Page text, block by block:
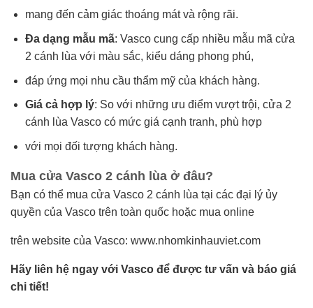
mang đến cảm giác thoáng mát và rộng rãi.
Đa dạng mẫu mã: Vasco cung cấp nhiều mẫu mã cửa
2 cánh lùa với màu sắc, kiểu dáng phong phú,
đáp ứng mọi nhu cầu thẩm mỹ của khách hàng.
Giá cả hợp lý: So với những ưu điểm vượt trội, cửa 2
cánh lùa Vasco có mức giá cạnh tranh, phù hợp
với mọi đối tượng khách hàng.
Mua cửa Vasco 2 cánh lùa ở đâu?
Bạn có thể mua cửa Vasco 2 cánh lùa tại các đại lý ủy
quyền của Vasco trên toàn quốc hoặc mua online
trên website của Vasco: www.nhomkinhauviet.com
Hãy liên hệ ngay với Vasco để được tư vấn và báo giá
chi tiết!